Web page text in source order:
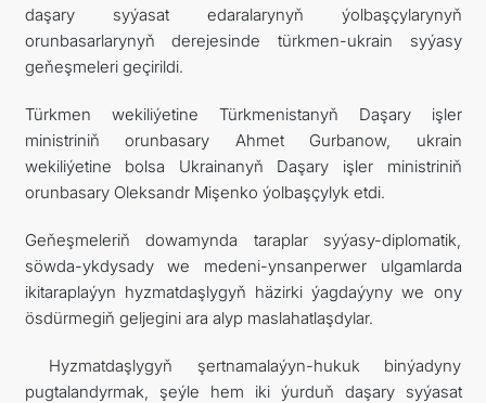
daşary syýasat edaralarynyň ýolbaşçylarynyň
orunbasarlarynyň derejesinde türkmen-ukrain syýasy
geňeşmeleri geçirildi.
Türkmen wekiliýetine Türkmenistanyň Daşary işler
ministriniň orunbasary Ahmet Gurbanow, ukrain
wekiliýetine bolsa Ukrainanyň Daşary işler ministriniň
orunbasary Oleksandr Mişenko ýolbaşçylyk etdi.
Geňeşmeleriň dowamynda taraplar syýasy-diplomatik,
söwda-ykdysady we medeni-ynsanperwer ulgamlarda
ikitaraplaýyn hyzmatdaşlygyň häzirki ýagdaýyny we ony
ösdürmegiň geljegini ara alyp maslahatlaşdylar.
Hyzmatdaşlygyň şertnamalaýyn-hukuk binýadyny
pugtalandyrmak, şeýle hem iki ýurduň daşary syýasat